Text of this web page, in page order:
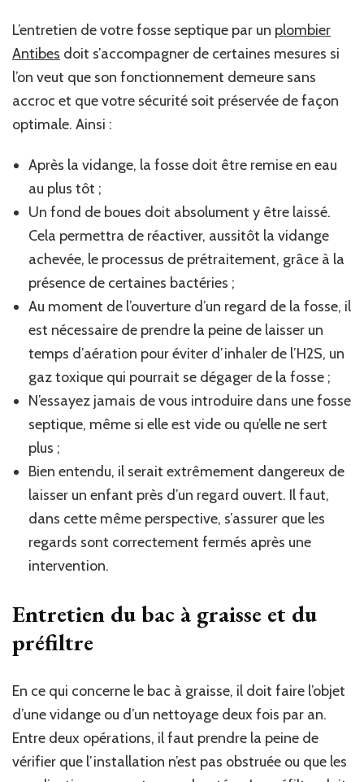
L’entretien de votre fosse septique par un plombier
Antibes doit s’accompagner de certaines mesures si
l’on veut que son fonctionnement demeure sans
accroc et que votre sécurité soit préservée de façon
optimale. Ainsi :
Après la vidange, la fosse doit être remise en eau
au plus tôt ;
Un fond de boues doit absolument y être laissé.
Cela permettra de réactiver, aussitôt la vidange
achevée, le processus de prétraitement, grâce à la
présence de certaines bactéries ;
Au moment de l’ouverture d’un regard de la fosse, il
est nécessaire de prendre la peine de laisser un
temps d’aération pour éviter d’inhaler de l’H2S, un
gaz toxique qui pourrait se dégager de la fosse ;
N’essayez jamais de vous introduire dans une fosse
septique, même si elle est vide ou qu’elle ne sert
plus ;
Bien entendu, il serait extrêmement dangereux de
laisser un enfant près d’un regard ouvert. Il faut,
dans cette même perspective, s’assurer que les
regards sont correctement fermés après une
intervention.
Entretien du bac à graisse et du
préfiltre
En ce qui concerne le bac à graisse, il doit faire l’objet
d’une vidange ou d’un nettoyage deux fois par an.
Entre deux opérations, il faut prendre la peine de
vérifier que l’installation n’est pas obstruée ou que les